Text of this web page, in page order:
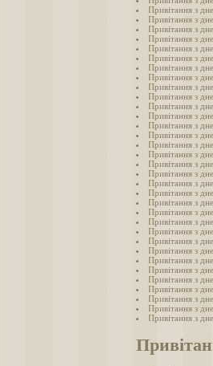
Привітання з
Привітання з
Привітання з
Привітання з
Привітання з
Привітання з
Привітання з
Привітання з
Привітання з
Привітання з
Привітання з
Привітання з
Привітання з
Привітання з
Привітання з
Привітання з
Привітання з
Привітання з
Привітання з
Привітання з
Привітання з
Привітання з
Привітання з
Привітання з
Привітання з
Привітання з
Привітання з
Привітання з
Привітання з
Привітання з
Привітання з
Привітання з
Привітання з